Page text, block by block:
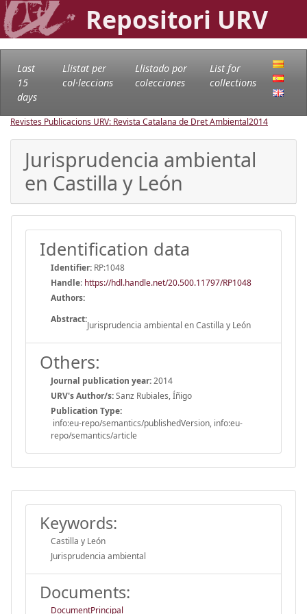
Repositori URV
Last
15
days
Llistat per
col·leccions
Llistado por
colecciones
List for
collections
Revistes Publicacions URV: Revista Catalana de Dret Ambiental2014
Jurisprudencia ambiental
en Castilla y León
Identification data
Identifier: RP:1048
Handle: https://hdl.handle.net/20.500.11797/RP1048
Authors:
Abstract:
Jurisprudencia ambiental en Castilla y León
Others:
Journal publication year:2014
URV's Author/s:Sanz Rubiales, Íñigo
Publication Type:
info:eu-repo/semantics/publishedVersion, info:eu-
repo/semantics/article
Keywords:
Castilla y León
Jurisprudencia ambiental
Documents:
DocumentPrincipal